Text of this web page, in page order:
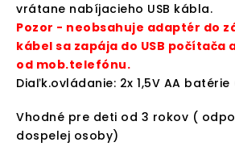
vrátane nabíjacieho USB kábla.
Pozor - neobsahuje adaptér do
kábel sa zapája do USB počítača
od mob.telefónu.
Diaľk.ovládanie: 2x 1,5V AA
Vhodné pre deti od 3 rokov (
dospelej osoby)